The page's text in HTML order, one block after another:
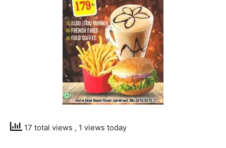
17 total views , 1 views today